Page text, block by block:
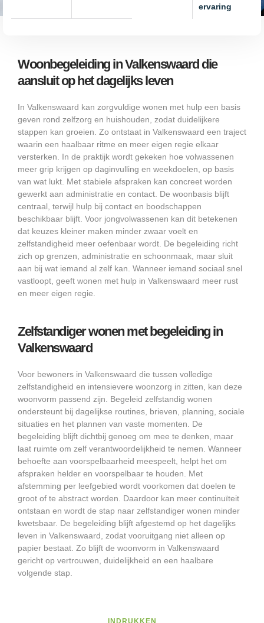
ervaring
Woonbegeleiding in Valkenswaard die
aansluit op het dagelijks leven
In Valkenswaard kan zorgvuldige wonen met hulp een basis
geven rond zelfzorg en huishouden, zodat duidelijkere
stappen kan groeien. Zo ontstaat in Valkenswaard een traject
waarin een haalbaar ritme en meer eigen regie elkaar
versterken. In de praktijk wordt gekeken hoe volwassenen
meer grip krijgen op daginvulling en weekdoelen, op basis
van wat lukt. Met stabiele afspraken kan concreet worden
gewerkt aan administratie en contact. De woonbasis blijft
centraal, terwijl hulp bij contact en boodschappen
beschikbaar blijft. Voor jongvolwassenen kan dit betekenen
dat keuzes kleiner maken minder zwaar voelt en
zelfstandigheid meer oefenbaar wordt. De begeleiding richt
zich op grenzen, administratie en schoonmaak, maar sluit
aan bij wat iemand al zelf kan. Wanneer iemand sociaal snel
vastloopt, geeft wonen met hulp in Valkenswaard meer rust
en meer eigen regie.
Zelfstandiger wonen met begeleiding in
Valkenswaard
Voor bewoners in Valkenswaard die tussen volledige
zelfstandigheid en intensievere woonzorg in zitten, kan deze
woonvorm passend zijn. Begeleid zelfstandig wonen
ondersteunt bij dagelijkse routines, brieven, planning, sociale
situaties en het plannen van vaste momenten. De
begeleiding blijft dichtbij genoeg om mee te denken, maar
laat ruimte om zelf verantwoordelijkheid te nemen. Wanneer
behoefte aan voorspelbaarheid meespeelt, helpt het om
afspraken helder en voorspelbaar te houden. Met
afstemming per leefgebied wordt voorkomen dat doelen te
groot of te abstract worden. Daardoor kan meer continuïteit
ontstaan en wordt de stap naar zelfstandiger wonen minder
kwetsbaar. De begeleiding blijft afgestemd op het dagelijks
leven in Valkenswaard, zodat vooruitgang niet alleen op
papier bestaat. Zo blijft de woonvorm in Valkenswaard
gericht op vertrouwen, duidelijkheid en een haalbare
volgende stap.